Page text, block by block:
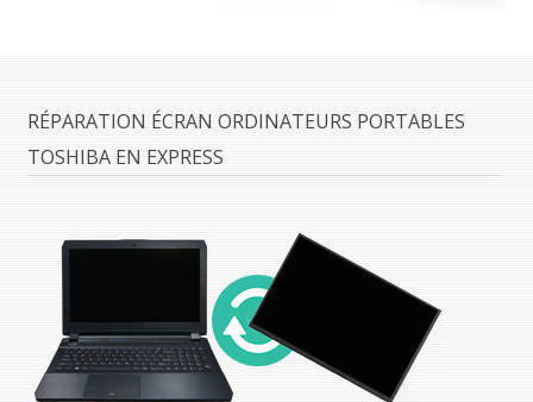
RÉPARATION ÉCRAN ORDINATEURS PORTABLES
TOSHIBA EN EXPRESS